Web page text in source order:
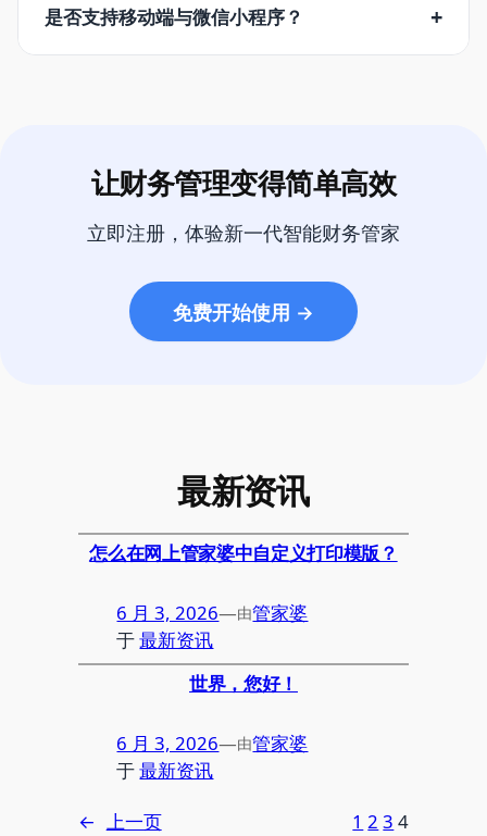
是否支持移动端与微信小程序？ +
让财务管理变得简单高效
立即注册，体验新一代智能财务管家
免费开始使用 →
最新资讯
怎么在网上管家婆中自定义打印模版？
6 月 3, 2026—由管家婆
于最新资讯
世界，您好！
6 月 3, 2026—由管家婆
于最新资讯
← 上一页 1 2 3 4